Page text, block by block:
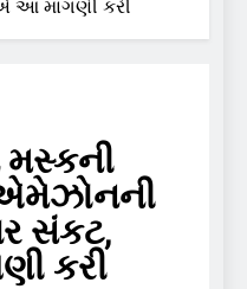
આ માંગણી કરી
મસ્કની
સંકટ,
કરી